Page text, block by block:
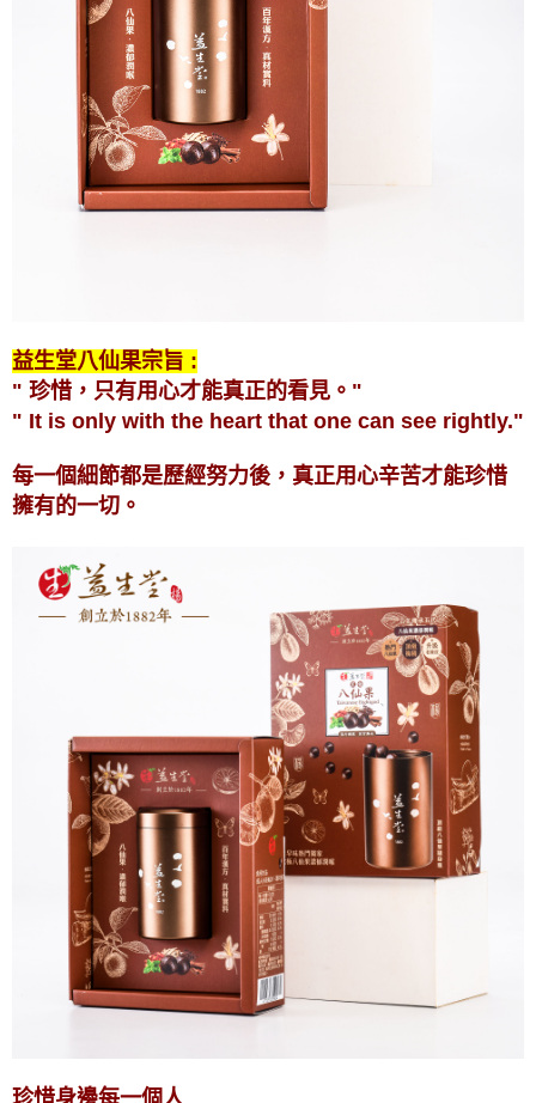
益生堂八仙果宗旨 :
" 珍惜，只有用心才能真正的看見。"
" It is only with the heart that one can see rightly."
每一個細節都是歷經努力後，真正用心辛苦才能珍惜
擁有的一切。